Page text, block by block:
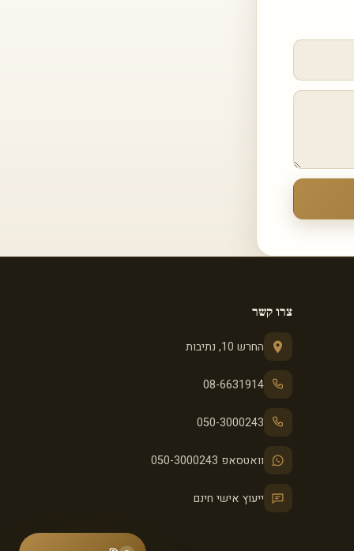
צרו קשר
החרש 10, נתיבות
08-6631914
050-3000243
וואטסאפ 050-3000243
ייעוץ אישי חינם